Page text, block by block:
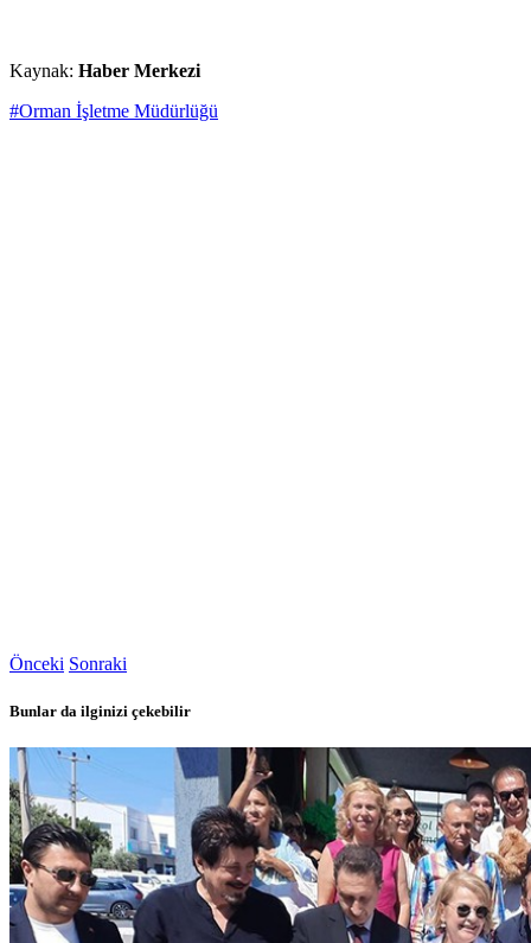
Kaynak: Haber Merkezi
#Orman İşletme Müdürlüğü
Önceki Sonraki
Bunlar da ilginizi çekebilir